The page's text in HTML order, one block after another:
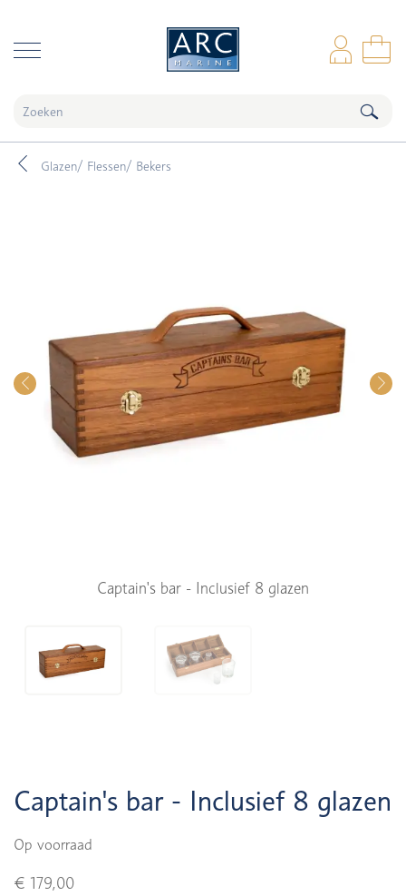
Glazen/ Flessen/ Bekers
Captain's bar - Inclusief 8 glazen
Captain's bar - Inclusief 8 glazen
Op voorraad
€ 179,00